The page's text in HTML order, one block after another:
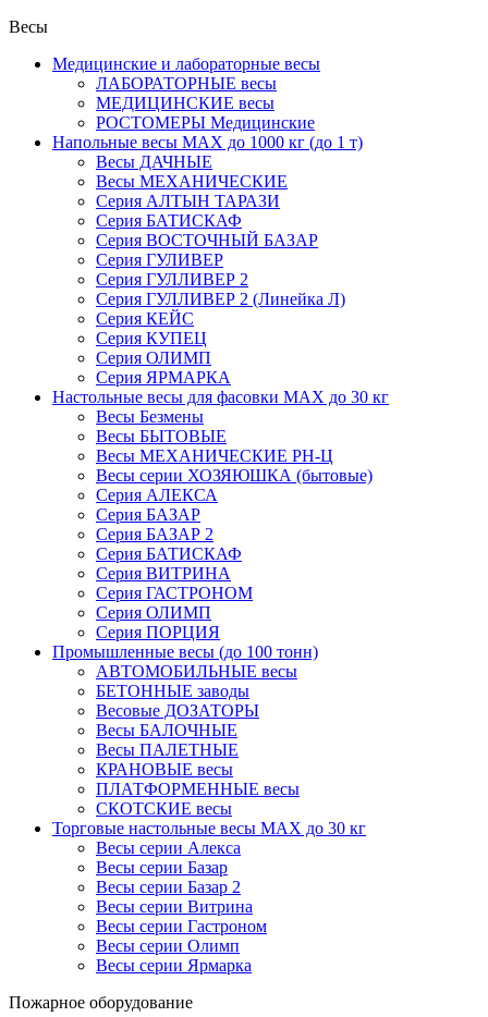
Весы
Медицинские и лабораторные весы
ЛАБОРАТОРНЫЕ весы
МЕДИЦИНСКИЕ весы
РОСТОМЕРЫ Медицинские
Напольные весы MAX до 1000 кг (до 1 т)
Весы ДАЧНЫЕ
Весы МЕХАНИЧЕСКИЕ
Серия АЛТЫН ТАРАЗИ
Серия БАТИСКАФ
Серия ВОСТОЧНЫЙ БАЗАР
Серия ГУЛИВЕР
Серия ГУЛЛИВЕР 2
Серия ГУЛЛИВЕР 2 (Линейка Л)
Серия КЕЙС
Серия КУПЕЦ
Серия ОЛИМП
Серия ЯРМАРКА
Настольные весы для фасовки MAX до 30 кг
Весы Безмены
Весы БЫТОВЫЕ
Весы МЕХАНИЧЕСКИЕ РН-Ц
Весы серии ХОЗЯЮШКА (бытовые)
Серия АЛЕКСА
Серия БАЗАР
Серия БАЗАР 2
Серия БАТИСКАФ
Серия ВИТРИНА
Серия ГАСТРОНОМ
Серия ОЛИМП
Серия ПОРЦИЯ
Промышленные весы (до 100 тонн)
АВТОМОБИЛЬНЫЕ весы
БЕТОННЫЕ заводы
Весовые ДОЗАТОРЫ
Весы БАЛОЧНЫЕ
Весы ПАЛЕТНЫЕ
КРАНОВЫЕ весы
ПЛАТФОРМЕННЫЕ весы
СКОТСКИЕ весы
Торговые настольные весы MAX до 30 кг
Весы серии Алекса
Весы серии Базар
Весы серии Базар 2
Весы серии Витрина
Весы серии Гастроном
Весы серии Олимп
Весы серии Ярмарка
Пожарное оборудование